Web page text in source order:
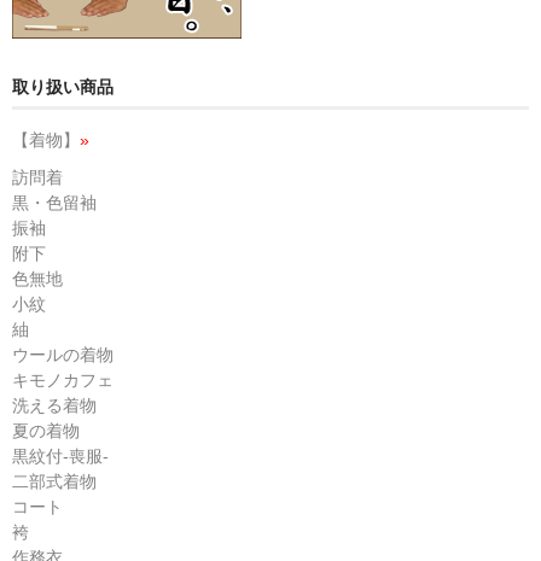
取り扱い商品
【着物】 »
訪問着
黒・色留袖
振袖
附下
色無地
小紋
紬
ウールの着物
キモノカフェ
洗える着物
夏の着物
黒紋付-喪服-
二部式着物
コート
袴